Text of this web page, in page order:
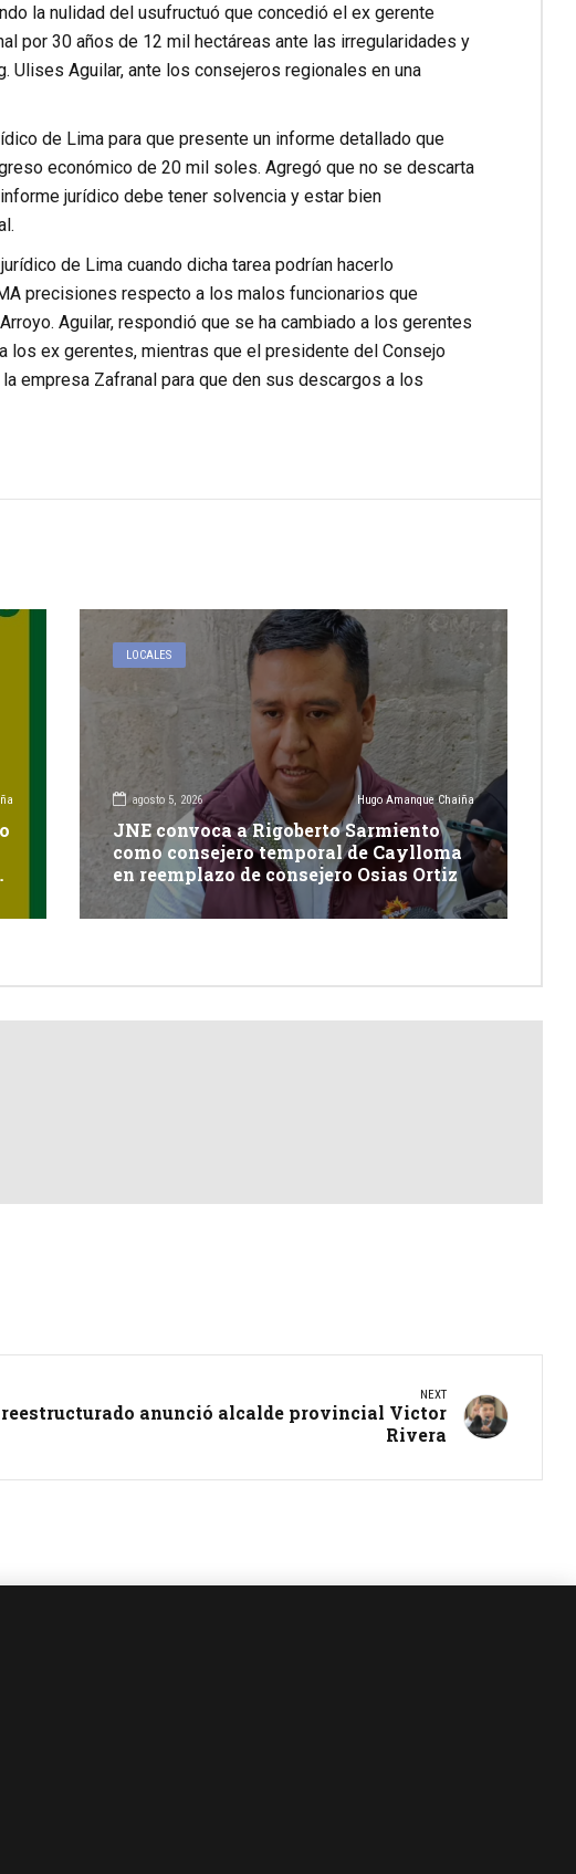
la nulidad del usufructuó que concedió el ex gerente
por 30 años de 12 mil hectáreas ante las irregularidades y
Aguilar, ante los consejeros regionales en una
de Lima para que presente un informe detallado que
económico de 20 mil soles. Agregó que no se descarta
jurídico debe tener solvencia y estar bien
de Lima cuando dicha tarea podrían hacerlo
precisiones respecto a los malos funcionarios que
Aguilar, respondió que se ha cambiado a los gerentes
los ex gerentes, mientras que el presidente del Consejo
empresa Zafranal para que den sus descargos a los
LOCALES
agosto 5, 2026 Hugo Amanque Chaiña
JNE convoca a Rigoberto Sarmiento
como consejero temporal de Caylloma
en reemplazo de consejero Osias Ortiz
NEXT
anunció alcalde provincial Victor
Rivera